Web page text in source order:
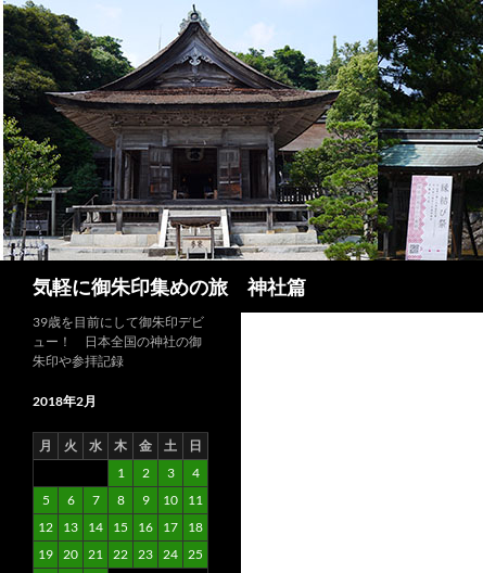
コ
ン
テ
ン
ツ
へ
ス
キ
ッ
プ
気軽に御朱印集めの旅 神社篇
39歳を目前にして御朱印デビ
ュー！ 日本全国の神社の御
朱印や参拝記録
2018年2月
月 火 水 木 金 土
日
1
2 3
4
5
6 7 8 9 10
11
12
13 14 15 16 17
18
19 20 21 22 23 24 25